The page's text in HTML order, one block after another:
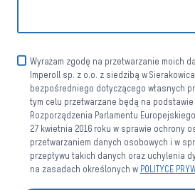
Wyrażam zgodę na przetwarzanie moich
Imperoll sp. z o.o. z siedzibą w
bezpośredniego dotyczącego własnych
tym celu przetwarzane będą na podstawie
Rozporządzenia Parlamentu
27 kwietnia 2016 roku w sprawie ochrony
przetwarzaniem danych osobowych i w
przepływu takich danych oraz uchylenia
na zasadach określonych w POLITYCE